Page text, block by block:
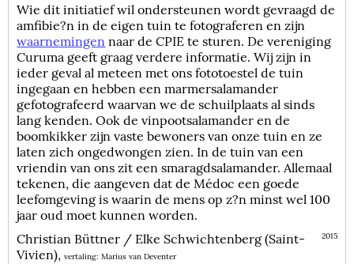
Wie dit initiatief wil ondersteunen wordt gevraagd de
amfibie?n in de eigen tuin te fotograferen en zijn
waarnemingen naar de CPIE te sturen. De vereniging
Curuma geeft graag verdere informatie. Wij zijn in
ieder geval al meteen met ons fototoestel de tuin
ingegaan en hebben een marmersalamander
gefotografeerd waarvan we de schuilplaats al sinds
lang kenden. Ook de vinpootsalamander en de
boomkikker zijn vaste bewoners van onze tuin en ze
laten zich ongedwongen zien. In de tuin van een
vriendin van ons zit een smaragdsalamander. Allemaal
tekenen, die aangeven dat de Médoc een goede
leefomgeving is waarin de mens op z?n minst wel 100
jaar oud moet kunnen worden.
2015
Christian Büttner / Elke Schwichtenberg (Saint-
Vivien),vertaling: Marius van Deventer